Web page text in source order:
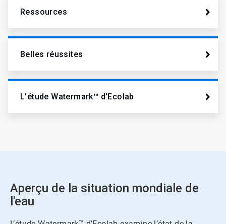
Ressources
Belles réussites
L'étude Watermark™​​​​​​​ d'Ecolab
Aperçu de la situation mondiale de
l'eau